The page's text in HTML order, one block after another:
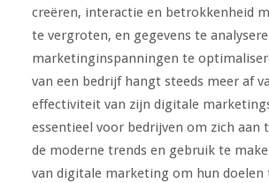
creëren, interactie en betrokkenheid
te vergroten, en gegevens te
marketinginspanningen te
van een bedrijf hangt steeds meer af
effectiviteit van zijn digitale
essentieel voor bedrijven om zich aan
de moderne trends en gebruik te
van digitale marketing om hun doelen